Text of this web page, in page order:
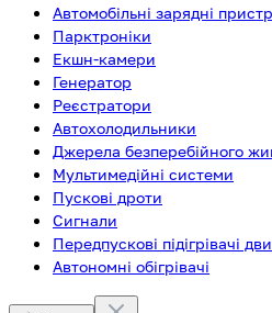
Автомобільні зарядні
Парктроніки
Екшн-камери
Генератор
Реєстратори
Автохолодильники
Джерела безперебійного
Мультимедійні системи
Пускові дроти
Сигнали
Передпускові підігрівачі
Автономні обігрівачі